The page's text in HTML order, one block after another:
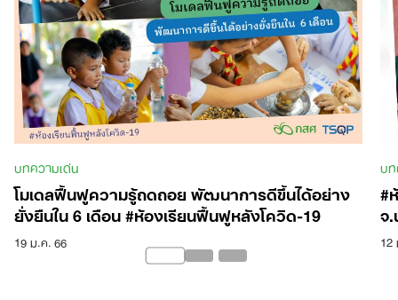
บทความเด่น
โมเดลฟื้นฟูความรู้ถดถอย พัฒนาการดีขึ้นได้อย่าง
ยั่งยืนใน 6 เดือน #ห้องเรียนฟื้นฟูหลังโควิด-19
19 ม.ค. 66
บ
#
จ
12